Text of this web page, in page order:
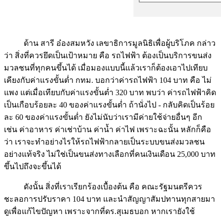
ด้าน สารี อ๋องสมหวัง เลขาธิการมูลนิธิเพื่อผู้บริโภค กล่าว
ว่า สิ่งที่ควรยึดเป็นเป้าหมาย คือ รถไฟฟ้า ต้องเป็นบริการขนส่ง
มวลชนที่ทุกคนขึ้นได้ เมื่อมองแบบนี้แล้วเราก็ต้องเอาไปเทียบ
เคียงกับค่าแรงขั้นต่ำ กทม. บอกว่าค่ารถไฟฟ้า 104 บาท คือ ไม่
แพง แต่เมื่อเทียบกับค่าแรงขั้นต่ำ 320 บาท พบว่า ค่ารถไฟฟ้าคิด
เป็นเกือบร้อยละ 40 ของค่าแรงขั้นต่ำ ถ้านั่งไป - กลับคิดเป็นร้อย
ละ 60 ของค่าแรงขั้นต่ำ ยังไม่นับว่าเรามีค่ายใช้จ่ายอื่นๆ อีก
เช่น ค่าอาหาร ค่าเช่าบ้าน ค่าน้ำ ค่าไฟ เพราะฉะนั้น หลักก็คือ
ว่า เราจะทำอย่างไรให้รถไฟฟ้ากลายเป็นระบบขนส่งมวลชน
อย่างแท้จริง ไม่ใช่เป็นขนส่งทางเลือกที่คนเงินเดือน 25,000 บาท
ขึ้นไปถึงจะขึ้นได้
ดังนั้น สิ่งที่เราเรียกร้องเบื้องต้น คือ คณะรัฐมนตรีควร
ชะลอการปรับราคา 104 บาท และนำสัญญาสัมปทานทุกสายมา
ดูเพื่อแก้ไขปัญหา เพราะจากที่ดร.สุเมธบอก หากเรายังใช้